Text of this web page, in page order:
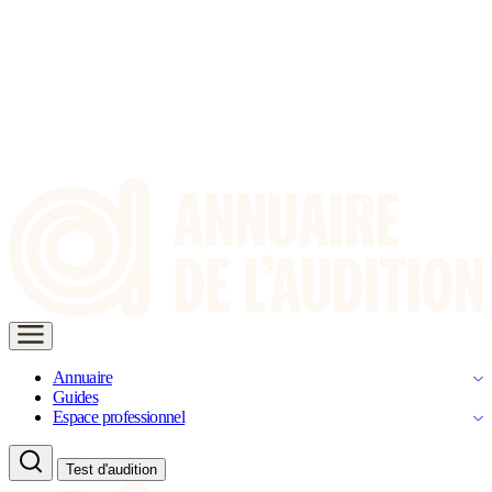
Annuaire
Guides
Espace professionnel
Test d'audition